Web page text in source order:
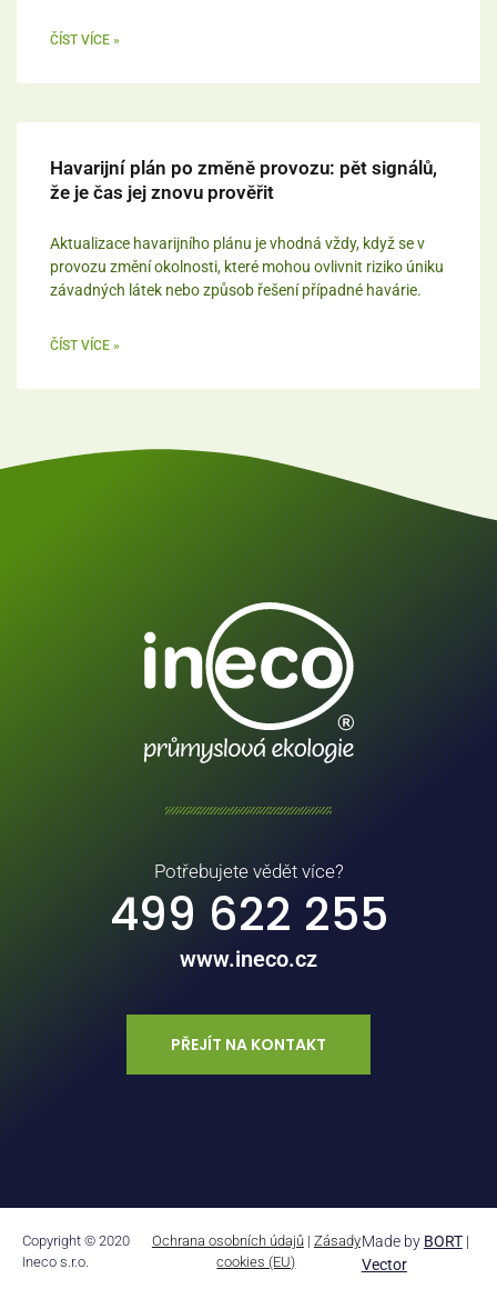
ČÍST VÍCE »
Havarijní plán po změně provozu: pět signálů,
že je čas jej znovu prověřit
Aktualizace havarijního plánu je vhodná vždy, když se v
provozu změní okolnosti, které mohou ovlivnit riziko úniku
závadných látek nebo způsob řešení případné havárie.
ČÍST VÍCE »
Potřebujete vědět více?
499 622 255
www.ineco.cz
PŘEJÍT NA KONTAKT
Copyright © 2020
Ineco s.r.o.
Ochrana osobních údajů| Zásady
cookies (EU)
Made by BORT|
Vector